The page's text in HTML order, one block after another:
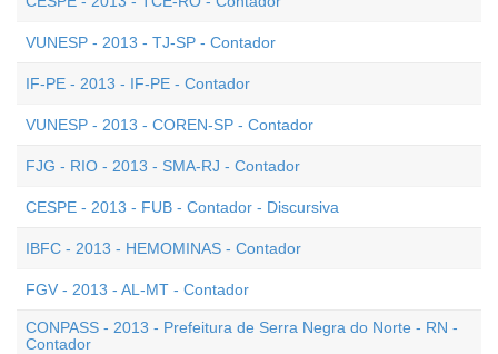
VUNESP - 2013 - TJ-SP - Contador
IF-PE - 2013 - IF-PE - Contador
VUNESP - 2013 - COREN-SP - Contador
FJG - RIO - 2013 - SMA-RJ - Contador
CESPE - 2013 - FUB - Contador - Discursiva
IBFC - 2013 - HEMOMINAS - Contador
FGV - 2013 - AL-MT - Contador
CONPASS - 2013 - Prefeitura de Serra Negra do Norte - RN -
Contador